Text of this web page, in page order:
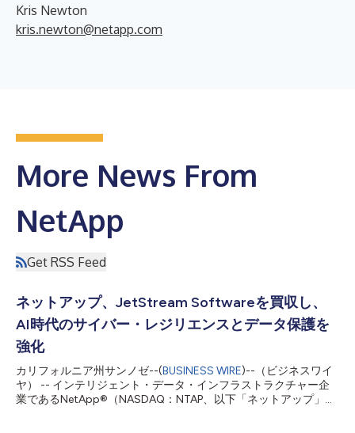
Kris Newton
kris.newton@netapp.com
More News From
NetApp
Get RSS Feed
ネットアップ、JetStream Softwareを買収し、
AI時代のサイバー・レジリエンスとデータ保護を
強化
カリフォルニア州サンノゼ--(BUSINESS WIRE)--（ビジネスワイ
ヤ） -- インテリジェント・データ・インフラストラクチャー企
業であるNetApp®（NASDAQ：NTAP、以下「ネットアップ」）